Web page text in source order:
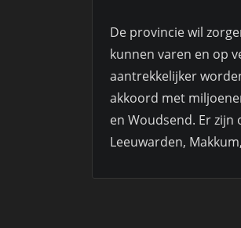
De provincie wil
kunnen varen en op
aantrekkelijker
akkoord met
en Woudsend. Er
Leeuwarden,